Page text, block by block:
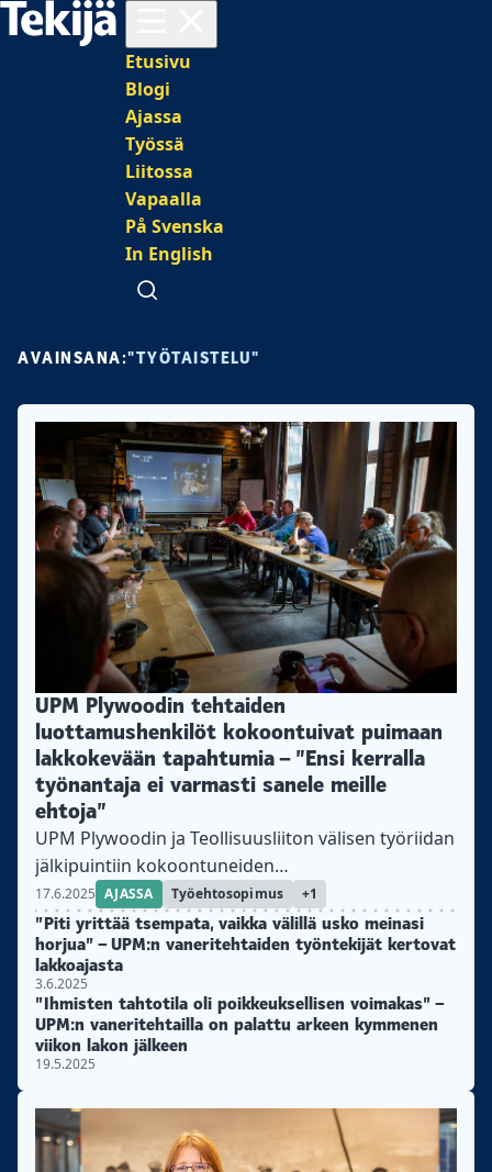
Päävalikko
Etusivu
Blogi
Ajassa
Työssä
Liitossa
Vapaalla
På Svenska
In English
Avaa haku
AVAINSANA:"TYÖTAISTELU"
UPM Plywoodin tehtaiden
luottamushenkilöt kokoontuivat puimaan
lakkokevään tapahtumia – ”Ensi kerralla
työnantaja ei varmasti sanele meille
ehtoja”
UPM Plywoodin ja Teollisuusliiton välisen työriidan
jälkipuintiin kokoontuneiden
luottamushenkilöiden viesti oli selkeä.
17.6.2025 AJASSA Työehtosopimus +1
”Piti yrittää tsempata, vaikka välillä usko meinasi
horjua” – UPM:n vaneritehtaiden työntekijät kertovat
lakkoajasta
3.6.2025
”Ihmisten tahtotila oli poikkeuksellisen voimakas” –
UPM:n vaneritehtailla on palattu arkeen kymmenen
viikon lakon jälkeen
19.5.2025